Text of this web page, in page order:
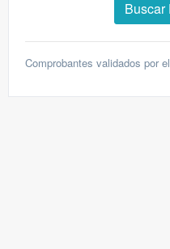
Comprobantes validados por el